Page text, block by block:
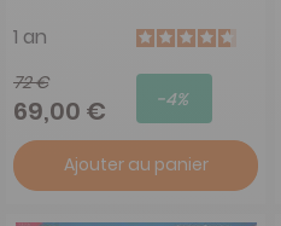
1 an
72 €
69,00 € -4%
Ajouter au panier